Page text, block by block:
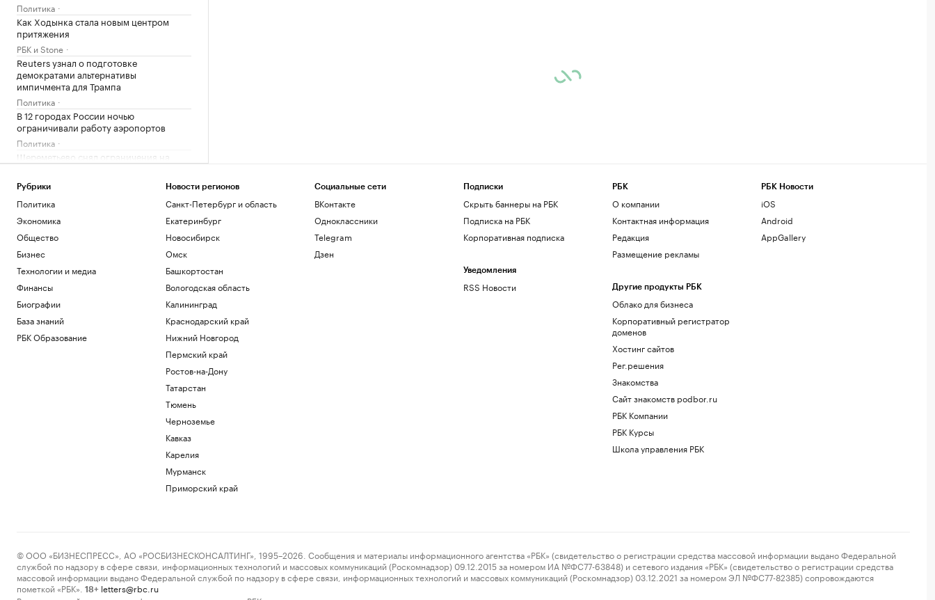
Политика
Как Ходынка стала новым центром
притяжения
РБК и Stone
Reuters узнал о подготовке
демократами альтернативы
импичмента для Трампа
Политика
В 12 городах России ночью
ограничивали работу аэропортов
Политика
Шереметьево снял ограничения на
полеты
Политика
Рубрики
Политика
Экономика
Общество
Бизнес
Технологии и медиа
Финансы
Биографии
База знаний
РБК Образование
Новости регионов
Санкт-Петербург и область
Екатеринбург
Новосибирск
Омск
Башкортостан
Вологодская область
Калининград
Краснодарский край
Нижний Новгород
Пермский край
Ростов-на-Дону
Татарстан
Тюмень
Черноземье
Кавказ
Карелия
Мурманск
Приморский край
Социальные сети
ВКонтакте
Одноклассники
Telegram
Дзен
Подписки
Скрыть баннеры на РБК
Подписка на РБК
Корпоративная подписка
Уведомления
RSS Новости
РБК
О компании
Контактная информация
Редакция
Размещение рекламы
Другие продукты РБК
Облако для бизнеса
Корпоративный регистратор
доменов
Хостинг сайтов
Рег.решения
Знакомства
Сайт знакомств podbor.ru
РБК Компании
РБК Курсы
Школа управления РБК
РБК Новости
iOS
Android
AppGallery
© ООО «БИЗНЕСПРЕСС», АО «РОСБИЗНЕСКОНСАЛТИНГ», 1995–2026. Сообщения и материалы информационного агентства «РБК» (свидетельство о регистрации средства массовой информации выдано Федеральной
службой по надзору в сфере связи, информационных технологий и массовых коммуникаций (Роскомнадзор) 09.12.2015 за номером ИА №ФС77-63848) и сетевого издания «РБК» (свидетельство о регистрации средства
массовой информации выдано Федеральной службой по надзору в сфере связи, информационных технологий и массовых коммуникаций (Роскомнадзор) 03.12.2021 за номером ЭЛ №ФС77-82385) сопровождаются
пометкой «РБК».
18+ letters@rbc.ru